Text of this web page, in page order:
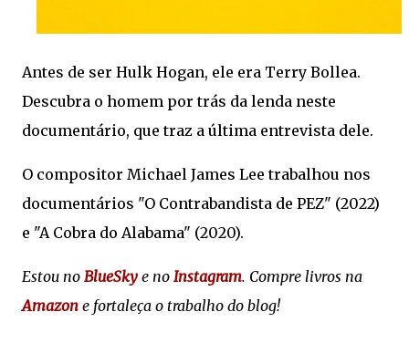
Antes de ser Hulk Hogan, ele era Terry Bollea.
Descubra o homem por trás da lenda neste
documentário, que traz a última entrevista dele.
O compositor Michael James Lee trabalhou nos
documentários "O Contrabandista de PEZ" (2022)
e "A Cobra do Alabama" (2020).
Estou no BlueSky e no Instagram. Compre livros na
Amazon e fortaleça o trabalho do blog!